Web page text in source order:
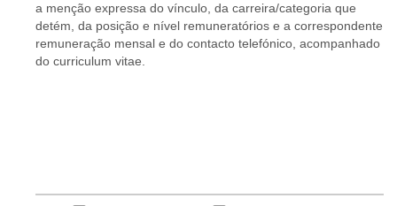
a menção expressa do vínculo, da carreira/categoria que
detém, da posição e nível remuneratórios e a correspondente
remuneração mensal e do contacto telefónico, acompanhado
do curriculum vitae.